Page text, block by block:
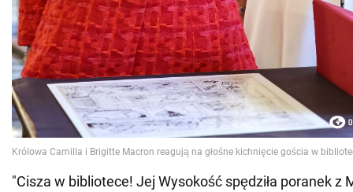
"Cisza w bibliotece! Jej Wysokość spędziła poranek z